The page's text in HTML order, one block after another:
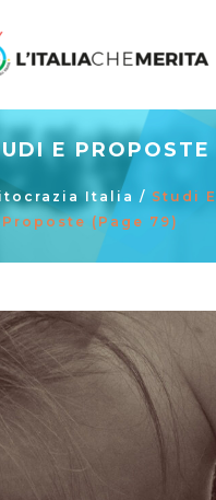
E PROPOSTE
Italia / Studi E
Proposte (Page 79)